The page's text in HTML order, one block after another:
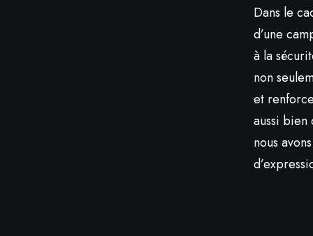
Dans le
d’une
à la
non
et
aussi bien
nous